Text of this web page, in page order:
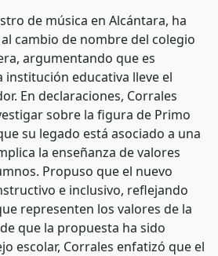
de música en Alcántara, ha
cambio de nombre del colegio
argumentando que es
educativa lleve el
En declaraciones, Corrales
sobre la figura de Primo
su legado está asociado a una
la enseñanza de valores
Propuso que el nuevo
e inclusivo, reflejando
representen los valores de la
que la propuesta ha sido
escolar, Corrales enfatizó que el